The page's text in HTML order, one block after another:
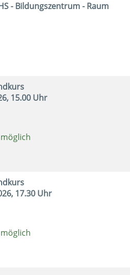
- Bildungszentrum - Raum
15.00 Uhr
17.30 Uhr